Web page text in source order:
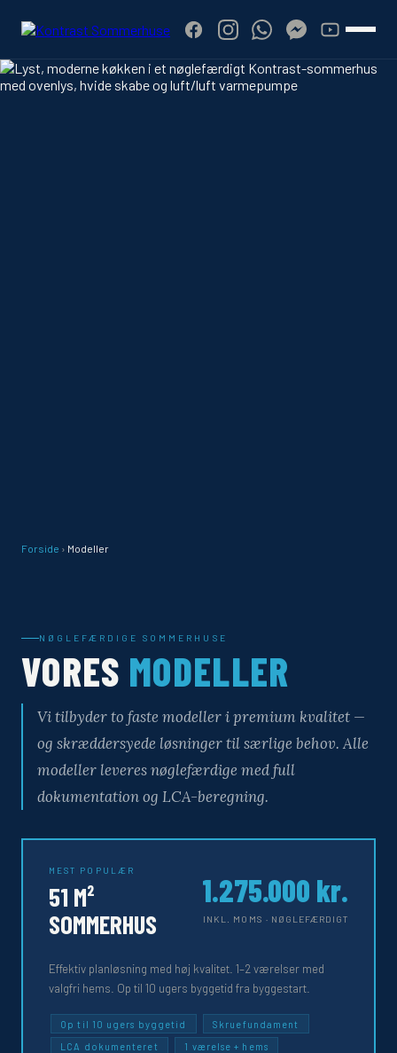
Forside › Modeller
NØGLEFÆRDIGE SOMMERHUSE
VORES MODELLER
Vi tilbyder to faste modeller i premium kvalitet —
og skræddersyede løsninger til særlige behov. Alle
modeller leveres nøglefærdige med full
dokumentation og LCA-beregning.
MEST POPULÆR
51 M²
SOMMERHUS
1.275.000 kr.
INKL. MOMS · NØGLEFÆRDIGT
Effektiv planløsning med høj kvalitet. 1–2 værelser med
valgfri hems. Op til 10 ugers byggetid fra byggestart.
Op til 10 ugers byggetid
Skruefundament
LCA dokumenteret
1 værelse + hems